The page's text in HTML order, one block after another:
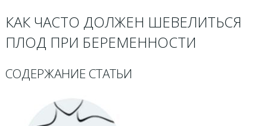
КАК ЧАСТО ДОЛЖЕН ШЕВЕЛИТЬСЯ
ПЛОД ПРИ БЕРЕМЕННОСТИ
СОДЕРЖАНИЕ СТАТЬИ